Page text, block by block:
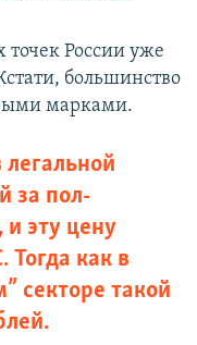
точек России уже
большинство
марками.
за пол-
эту цену
Тогда как в
секторе такой